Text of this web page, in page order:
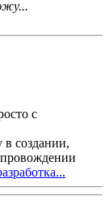
с
в создании,